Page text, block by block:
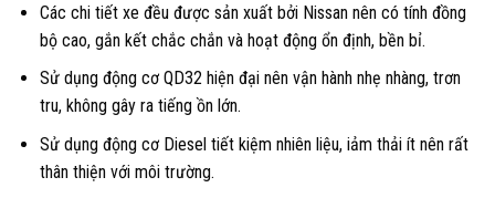
Các chi tiết xe đều được sản xuất bởi Nissan nên có tính đồng
bộ cao, gắn kết chắc chắn và hoạt động ổn định, bền bỉ.
Sử dụng động cơ QD32 hiện đại nên vận hành nhẹ nhàng, trơn
tru, không gây ra tiếng ồn lớn.
Sử dụng động cơ Diesel tiết kiệm nhiên liệu, iảm thải ít nên rất
thân thiện với môi trường.